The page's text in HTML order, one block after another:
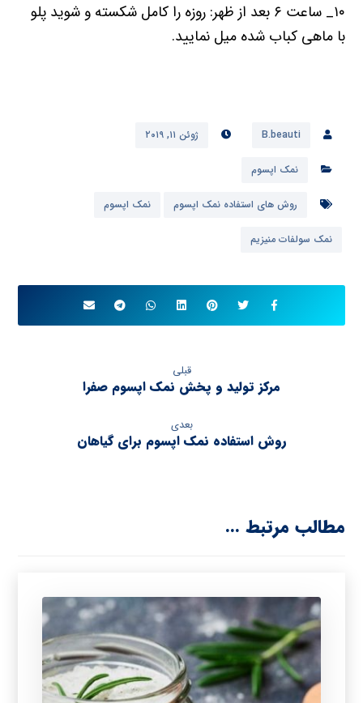
۱۰_ ساعت ۶ بعد از ظھر: روزه را کامل شکسته و شوید پلو
با ماھی کباب شده میل نمایید.
B.beauti ژوئن ۱۱, ۲۰۱۹
نمک اپسوم
روش های استفاده نمک اپسوم نمک اپسوم
نمک سولفات منیزیم
قبلی
مرکز تولید و پخش نمک اپسوم صفرا
بعدی
روش استفاده نمک اپسوم برای گیاهان
مطالب مرتبط ...